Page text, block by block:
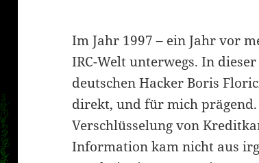
Im Jahr 1997 – ein Jahr vor
IRC-Welt unterwegs. In
deutschen Hacker Boris
direkt, und für mich
Verschlüsselung von
Information kam nicht aus